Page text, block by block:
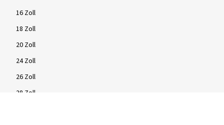
16 Zoll
18 Zoll
20 Zoll
24 Zoll
26 Zoll
28 Zoll